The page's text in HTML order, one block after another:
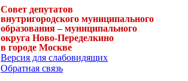
Совет депутатов
внутригородского муниципального
образования – муниципального
округа Ново-Переделкино
в городе Москве
Версия для слабовидящих
Обратная связь